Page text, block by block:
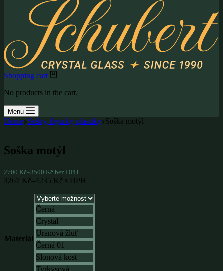
Shopping cart
No products in the cart.
Menu
Home Sošky, figurky, plastiky Soška motýl
Soška motýl
2700 Kč–3500 Kč bez DPH
3267 Kč–4235 Kč s DPH
Materiál
Černá
Crystal
Uranová žluť
Černá 01
Slonová kost
Tyrkysová